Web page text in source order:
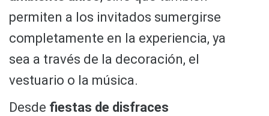
permiten a los invitados sumergirse
completamente en la experiencia, ya
sea a través de la decoración, el
vestuario o la música.
Desde fiestas de disfraces